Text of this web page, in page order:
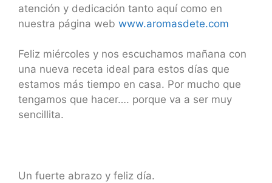
atención y dedicación tanto aquí como en
nuestra página web www.aromasdete.com
Feliz miércoles y nos escuchamos mañana con
una nueva receta ideal para estos días que
estamos más tiempo en casa. Por mucho que
tengamos que hacer…. porque va a ser muy
sencillita.
Un fuerte abrazo y feliz día.